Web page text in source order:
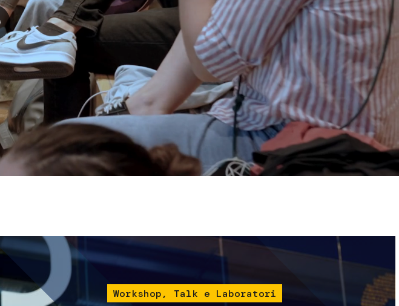
Servizi e accessibilità
Contatti
Biglietti
Immagine
Workshop, Talk e Laboratori